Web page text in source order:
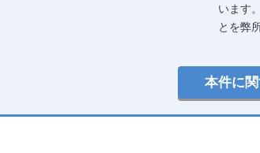
います
とを弊
本件に